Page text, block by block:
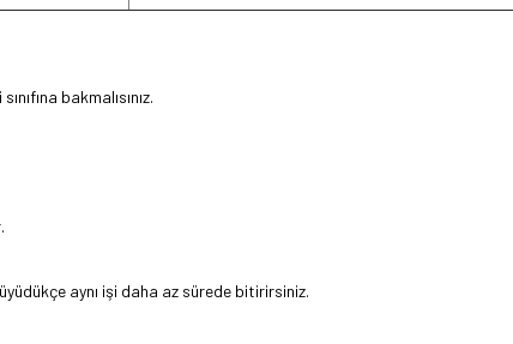
bakmalısınız.
aynı işi daha az sürede bitirirsiniz.